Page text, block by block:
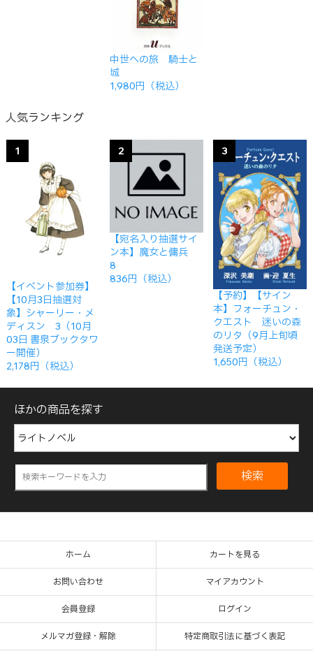
中世への旅 騎士と
城
1,980円（税込）
人気ランキング
1
【イベント参加券】
【10月3日抽選対
象】シャーリー・メ
ディスン 3（10月
03日 書泉ブックタワ
ー開催）
2,178円（税込）
2
【宛名入り抽選サイ
ン本】魔女と傭兵
8
836円（税込）
3
【予約】【サイン
本】フォーチュン・
クエスト 迷いの森
のリタ（9月上旬頃
発送予定）
1,650円（税込）
ほかの商品を探す
検索
ホーム カートを見る
お問い合わせ マイアカウント
会員登録 ログイン
メルマガ登録・解除 特定商取引法に基づく表記